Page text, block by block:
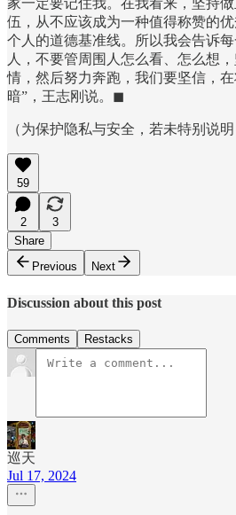
家一定要记住我。在我看来，坚持
伍，从不应该成为一种值得称赞的
个人的道德基准线。所以我会告诉
人，不要管周围人怎么看、怎么想
情，然后努力奔跑，我们要坚信，
暗”，王志刚说。◼︎
（为保护隐私与安全，若未特别说
59
2
3
Share
Previous
Next
Discussion about this post
Comments Restacks
巡天
Jul 17, 2024